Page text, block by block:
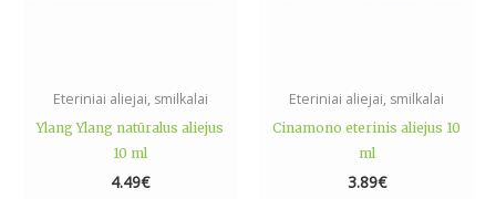
Eteriniai aliejai, smilkalai
Ylang Ylang natūralus aliejus
10 ml
4.49€
Eteriniai aliejai, smilkalai
Cinamono eterinis aliejus 10
ml
3.89€